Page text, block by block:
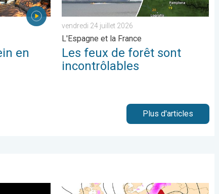
en
vendredi 24 juillet 2026
L'Espagne et la France
Les feux de forêt sont
incontrôlables
Plus d'articles
arrive. Spectacle rare. . . mercredi 3 décembre 2025
Risque de neige dimanche en Suisse ?.